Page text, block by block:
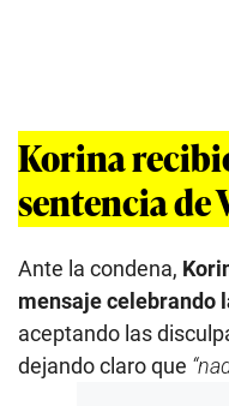
Korina
sentencia de
Ante la condena,
mensaje celebrando
aceptando las
dejando claro que